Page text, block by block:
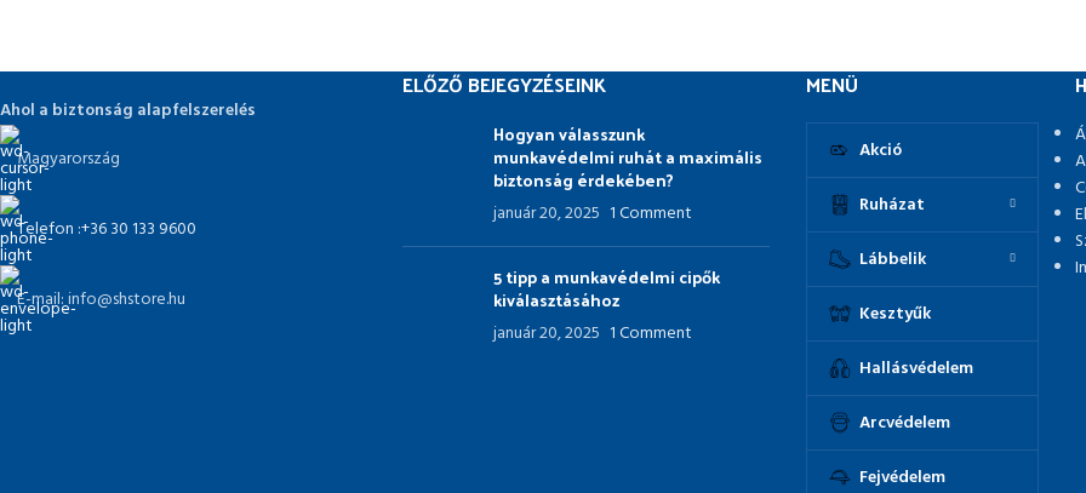
Ahol a biztonság alapfelszerelés
Magyarország
Telefon :+36 30 133 9600
E-mail: info@shstore.hu
ELŐZŐ BEJEGYZÉSEINK
Hogyan válasszunk
munkavédelmi ruhát a maximális
biztonság érdekében?
január 20, 2025 1 Comment
5 tipp a munkavédelmi cipők
kiválasztásához
január 20, 2025 1 Comment
MENÜ
Akció
Ruházat
Lábbelik
Kesztyűk
Hallásvédelem
Arcvédelem
Fejvédelem